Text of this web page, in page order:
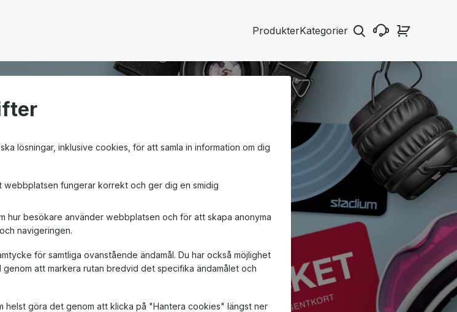
lösningar, inklusive cookies, för att samla in information om dig
webbplatsen fungerar korrekt och ger dig en smidig
hur besökare använder webbplatsen och för att skapa anonyma
navigeringen.
för samtliga ovanstående ändamål. Du har också möjlighet
att markera rutan bredvid det specifika ändamålet och
helst göra det genom att klicka på "Hantera cookies" längst ner
ProdukterKategorier
till